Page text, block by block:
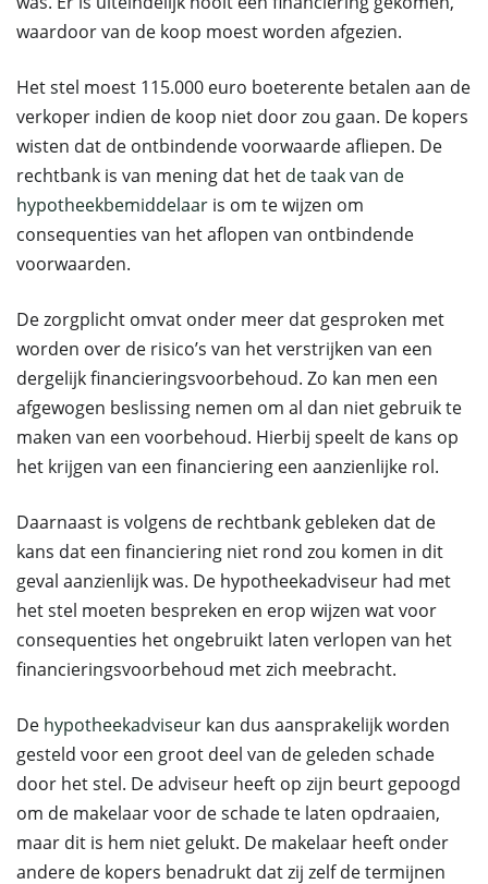
waardoor van de koop moest worden afgezien.
Het stel moest 115.000 euro boeterente betalen aan de
verkoper indien de koop niet door zou gaan. De kopers
wisten dat de ontbindende voorwaarde afliepen. De
rechtbank is van mening dat het de taak van de
hypotheekbemiddelaar is om te wijzen om
consequenties van het aflopen van ontbindende
voorwaarden.
De zorgplicht omvat onder meer dat gesproken met
worden over de risico’s van het verstrijken van een
dergelijk financieringsvoorbehoud. Zo kan men een
afgewogen beslissing nemen om al dan niet gebruik te
maken van een voorbehoud. Hierbij speelt de kans op
het krijgen van een financiering een aanzienlijke rol.
Daarnaast is volgens de rechtbank gebleken dat de
kans dat een financiering niet rond zou komen in dit
geval aanzienlijk was. De hypotheekadviseur had met
het stel moeten bespreken en erop wijzen wat voor
consequenties het ongebruikt laten verlopen van het
financieringsvoorbehoud met zich meebracht.
De hypotheekadviseur kan dus aansprakelijk worden
gesteld voor een groot deel van de geleden schade
door het stel. De adviseur heeft op zijn beurt gepoogd
om de makelaar voor de schade te laten opdraaien,
maar dit is hem niet gelukt. De makelaar heeft onder
andere de kopers benadrukt dat zij zelf de termijnen